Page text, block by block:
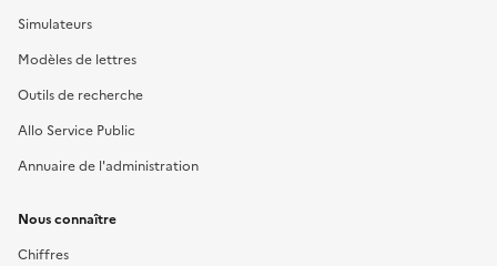
Simulateurs
Modèles de lettres
Outils de recherche
Allo Service Public
Annuaire de l'administration
Nous connaître
Chiffres